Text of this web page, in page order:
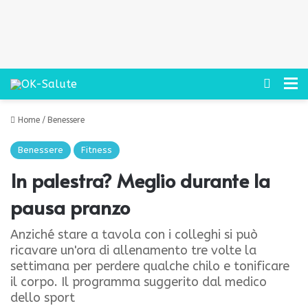
Cerca
Home / Benessere
Benessere Fitness
In palestra? Meglio durante la
pausa pranzo
Anziché stare a tavola con i colleghi si può
ricavare un'ora di allenamento tre volte la
settimana per perdere qualche chilo e tonificare
il corpo. Il programma suggerito dal medico
dello sport